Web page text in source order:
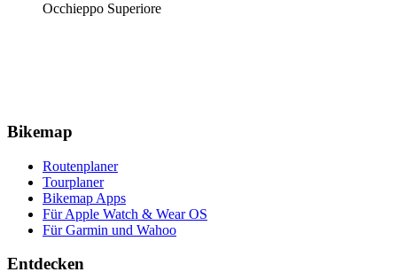
Occhieppo Superiore
Bikemap
Routenplaner
Tourplaner
Bikemap Apps
Für Apple Watch & Wear OS
Für Garmin und Wahoo
Entdecken